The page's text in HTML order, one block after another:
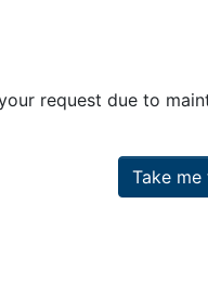
request due to
Take